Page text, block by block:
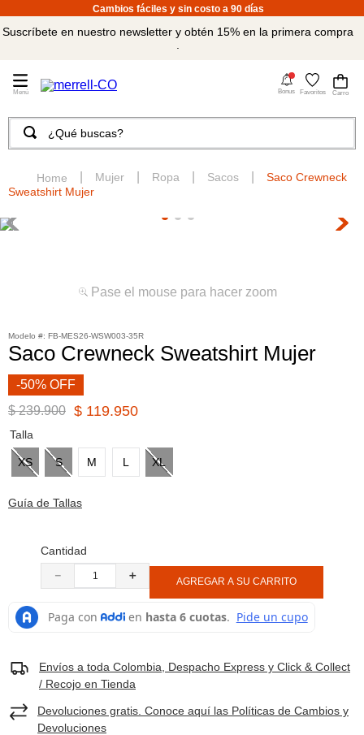
Cambios fáciles y sin costo a 90 días
Suscríbete en nuestro newsletter y obtén 15% en la primera compra
4
Bonus Favoritos
¿Qué buscas?
Mujer Ropa Sacos
Saco Crewneck
Sweatshirt Mujer
Pase el mouse para hacer zoom
: FB-MES26-WSW003-35R
Saco Crewneck Sweatshirt Mujer
-50% OFF
$ 239.900 $ 119.950
Talla
L
M
S XL
XS
Guía de Tallas
Cantidad
＋
－ AGREGAR A SU CARRITO
Envíos a toda Colombia, Despacho Express y Click & Collect
/ Recojo en Tienda
Devoluciones gratis. Conoce aquí las Políticas de Cambios y
Devoluciones
TÉRMINOS MÁS BUSCADOS
.
merrell hombre
morrales
7 .
sandalias
8.
botas hombre
9.
cachuchas
10